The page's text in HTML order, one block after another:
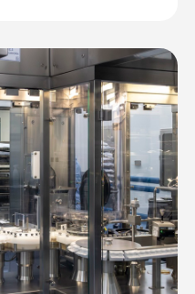
al día o menos) es
(29,5%) que en mujeres
los productos de
[…]